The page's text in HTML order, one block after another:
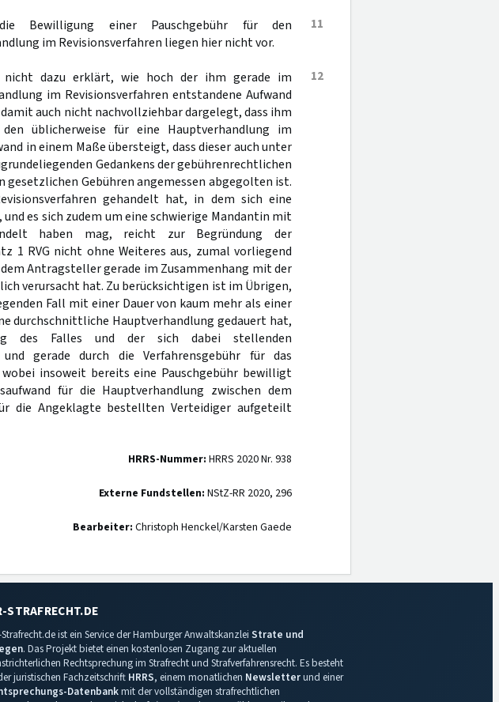
11
Bewilligung einer Pauschgebühr für den
im Revisionsverfahren liegen hier nicht vor.
12
dazu erklärt, wie hoch der ihm gerade im
im Revisionsverfahren entstandene Aufwand
auch nicht nachvollziehbar dargelegt, dass ihm
üblicherweise für eine Hauptverhandlung im
in einem Maße übersteigt, dass dieser auch unter
Gedankens der gebührenrechtlichen
Gebühren angemessen abgegolten ist.
gehandelt hat, in dem sich eine
es sich zudem um eine schwierige Mandantin mit
haben mag, reicht zur Begründung der
1 RVG nicht ohne Weiteres aus, zumal vorliegend
Antragsteller gerade im Zusammenhang mit der
verursacht hat. Zu berücksichtigen ist im Übrigen,
Fall mit einer Dauer von kaum mehr als einer
durchschnittliche Hauptverhandlung gedauert hat,
des Falles und der sich dabei stellenden
gerade durch die Verfahrensgebühr für das
insoweit bereits eine Pauschgebühr bewilligt
für die Hauptverhandlung zwischen dem
die Angeklagte bestellten Verteidiger aufgeteilt
HRRS-Nummer: HRRS 2020 Nr. 938
Externe Fundstellen: NStZ-RR 2020, 296
Bearbeiter: Christoph Henckel/Karsten Gaede
STRAFRECHT.DE
Strafrecht.de ist ein Service der Hamburger Anwaltskanzlei Strate und
. Das Projekt bietet einen kostenlosen Zugang zur aktuellen
Rechtsprechung im Strafrecht und Strafverfahrensrecht. Es besteht
juristischen Fachzeitschrift HRRS, einem monatlichen Newsletterund einer
Datenbankmit der vollständigen strafrechtlichen